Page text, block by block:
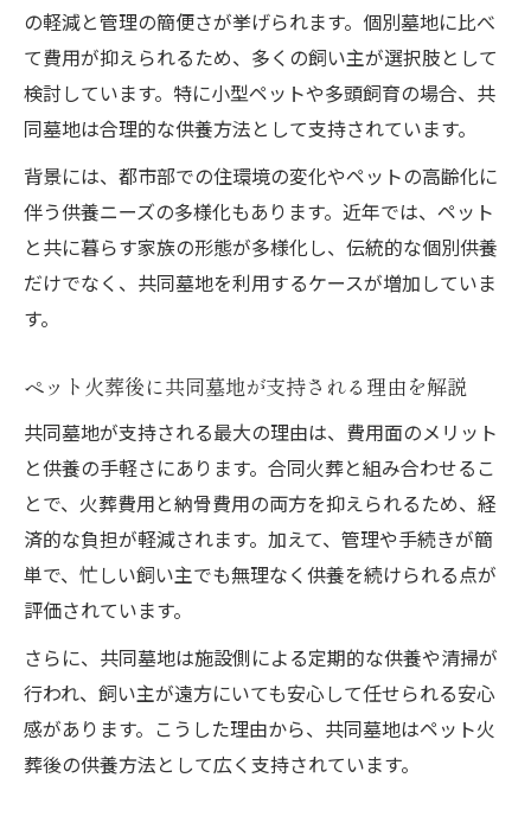
ペット火葬後に後悔しない共同墓の選定ポ
イント
ペット火葬利用者の声から見る共同墓選び
のコツ
ペット火葬の体験談に学ぶ共同墓選びの注
ペット火葬後の共同墓選びで失敗しないた
めに
び方
ペット火葬後の共同墓参拝に便利な設備と
配慮
ペット火葬後に家族で通いやすい共同墓地
の条件
ペット火葬後の共同墓参拝で重視すべきポ
イント
ペット火葬後のお参りが快適な共同墓地の
特徴
費用相場で考えるペット火葬後の納骨方法
ペット火葬後の共同墓費用相場と納骨方法
の軽減と管理の簡便さが挙げられます。個別墓地に比べ
て費用が抑えられるため、多くの飼い主が選択肢として
検討しています。特に小型ペットや多頭飼育の場合、共
同墓地は合理的な供養方法として支持されています。
背景には、都市部での住環境の変化やペットの高齢化に
伴う供養ニーズの多様化もあります。近年では、ペット
と共に暮らす家族の形態が多様化し、伝統的な個別供養
だけでなく、共同墓地を利用するケースが増加していま
す。
ペット火葬後に共同墓地が支持される理由を解説
共同墓地が支持される最大の理由は、費用面のメリット
と供養の手軽さにあります。合同火葬と組み合わせるこ
とで、火葬費用と納骨費用の両方を抑えられるため、経
済的な負担が軽減されます。加えて、管理や手続きが簡
単で、忙しい飼い主でも無理なく供養を続けられる点が
評価されています。
さらに、共同墓地は施設側による定期的な供養や清掃が
行われ、飼い主が遠方にいても安心して任せられる安心
感があります。こうした理由から、共同墓地はペット火
葬後の供養方法として広く支持されています。